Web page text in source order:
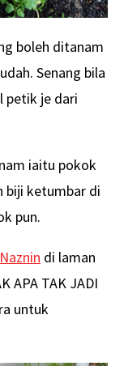
boleh ditanam
Senang bila
petik je dari
iaitu pokok
biji ketumbar di
pun.
di laman
APA TAK JADI
untuk